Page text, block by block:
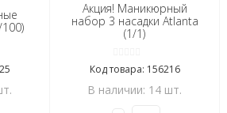
Акция! Маникюрный
набор 3 насадки Atlanta
(1/1)
Код товара: 156216
В наличии: 14 шт.